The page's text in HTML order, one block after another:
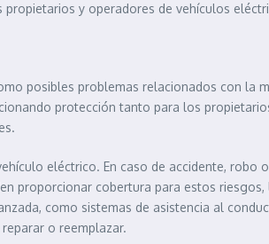
y operadores de vehículos
posibles problemas relacionados con la
protección tanto para los
eléctrico. En caso de accidente, robo
proporcionar cobertura para estos
como sistemas de asistencia al
o reemplazar.